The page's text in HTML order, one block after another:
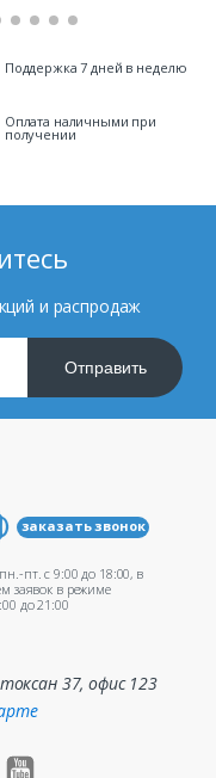
Поддержка 7 дней в неделю
Оплата наличными при
получении
и распродаж
Отправить
заказать звонок
пт. c 9:00 до 18:00, в
заявок в режиме
до 21:00
37, офис 123